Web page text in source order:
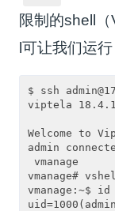
限制的shell
l可让我们运行
$ ssh
viptela 18.4.1
Welcome to
admin
vmanage
vmanage#
vmanage:~$ id